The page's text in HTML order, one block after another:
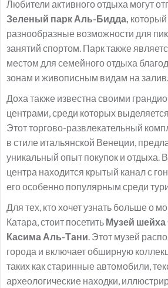
Любители активного отдыха могут
Зеленый парк Аль-Бидда,
разнообразные возможности для
занятий спортом. Парк также
местом для семейного отдыха
зонам и живописным видам на залив.
Доха также известна своими
центрами, среди которых выделяется
Этот торгово-развлекательный
в стиле итальянской Венеции,
уникальный опыт покупок и отдыха.
центра находится крытый канал с
его особенно популярным среди
Для тех, кто хочет узнать больше о
Катара, стоит посетить Музей
Касима Аль-Тани. Этот музей
города и включает обширную
таких как старинные автомобили,
археологические находки,